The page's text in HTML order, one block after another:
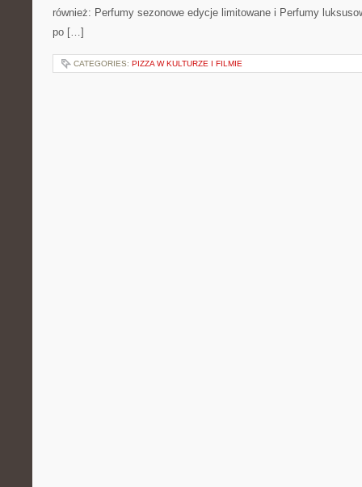
również: Perfumy sezonowe edycje limitowane i Perfumy
po […]
CATEGORIES: PIZZA W KULTURZE I FILMIE